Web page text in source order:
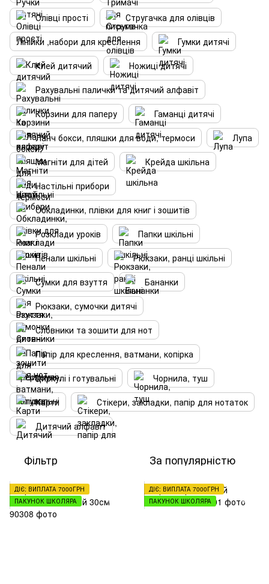
Олівці прості
Стругачка для олівців
Лінійки ,набори для креслення
Гумки дитячі
Клей дитячий
Ножиці дитячі
Рахувальні палички та дитячий алфавіт
Корзини для паперу
Гаманці дитячі
Ланч бокси, пляшки для води, термоси
Лупа
Магніти для дітей
Крейда шкільна
Настільні прибори
Обкладинки, плівки для книг і зошитів
Розклади уроків
Папки шкільні
Пенали шкільні
Рюкзаки, ранці шкільні
Сумки для взуття
Бананки
Рюкзаки, сумочки дитячі
Словники та зошити для нот
Папір для креслення, ватмани, копірка
Циркулі і готувальні
Чорнила, туш
Карти
Стікери, закладки, папір для нотаток
Дитячий алфавіт
Фільтр За популярністю
ДІЄ: ВИПЛАТА 7000ГРН
ПАКУНОК ШКОЛЯРА
ДІЄ: ВИПЛАТА 7000ГРН
ПАКУНОК ШКОЛЯРА